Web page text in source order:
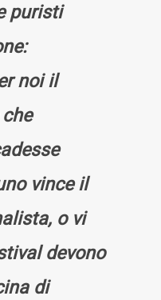
puristi
noi il
vince il
o vi
devono
di